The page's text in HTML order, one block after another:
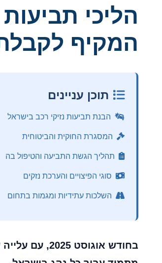
המקיף לקבלת
תוכן עניינים
הבנת תביעות נזיקי רכב בישראל
המסגרת החוקית והביטוחית
תהליך הגשת התביעה והטיפול בה
סוגי הפיצויים והערכת נזקים
השלכות עתידיות ומגמות בתחום